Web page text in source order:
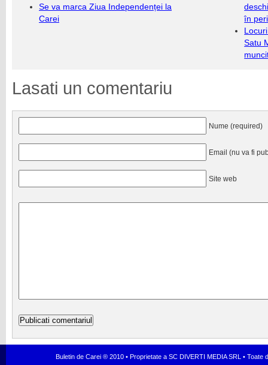
Se va marca Ziua Independenței la
Carei
în
Satu
Lasati un comentariu
Nume (required)
Email (nu va fi
Site web
Buletin de Carei ® 2010 • Proprietate a SC DIVERTI MEDIA SRL •